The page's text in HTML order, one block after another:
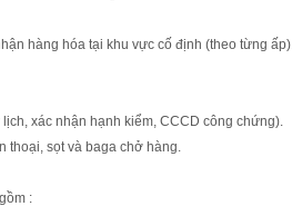
hàng hóa tại khu vực cố định (theo từng ấp).
xác nhận hạnh kiểm, CCCD công chứng).
thoại, sọt và baga chở hàng.
: